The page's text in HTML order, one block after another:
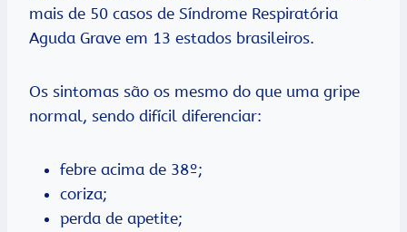
mais de 50 casos de Síndrome Respiratória
Aguda Grave em 13 estados brasileiros.
Os sintomas são os mesmo do que uma gripe
normal, sendo difícil diferenciar:
febre acima de 38º;
coriza;
perda de apetite;